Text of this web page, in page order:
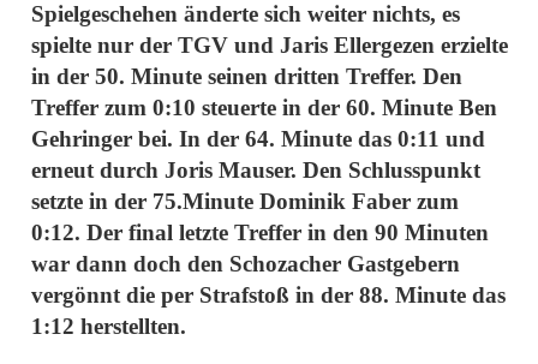
Spielgeschehen änderte sich weiter nichts, es
spielte nur der TGV und Jaris Ellergezen erzielte
in der 50. Minute seinen dritten Treffer. Den
Treffer zum 0:10 steuerte in der 60. Minute Ben
Gehringer bei. In der 64. Minute das 0:11 und
erneut durch Joris Mauser. Den Schlusspunkt
setzte in der 75.Minute Dominik Faber zum
0:12. Der final letzte Treffer in den 90 Minuten
war dann doch den Schozacher Gastgebern
vergönnt die per Strafstoß in der 88. Minute das
1:12 herstellten.